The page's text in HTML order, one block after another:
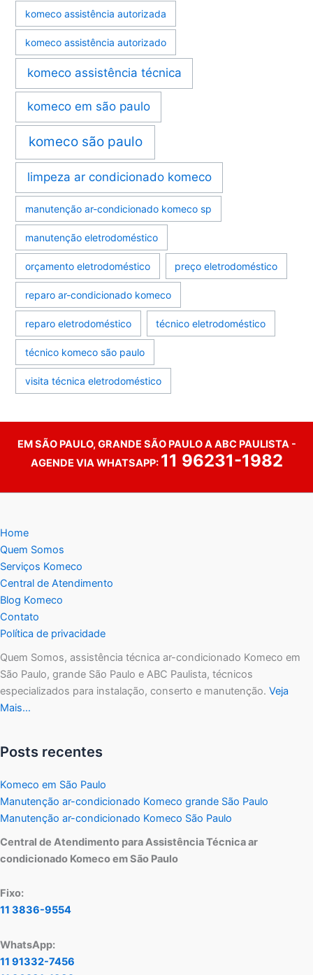
komeco assistência autorizada
komeco assistência autorizado
komeco assistência técnica
komeco em são paulo
komeco são paulo
limpeza ar condicionado komeco
manutenção ar-condicionado komeco sp
manutenção eletrodoméstico
orçamento eletrodoméstico preço eletrodoméstico
reparo ar-condicionado komeco
reparo eletrodoméstico técnico eletrodoméstico
técnico komeco são paulo
visita técnica eletrodoméstico
EM SÃO PAULO, GRANDE SÃO PAULO A ABC PAULISTA -
AGENDE VIA WHATSAPP: 11 96231-1982
Home
Quem Somos
Serviços Komeco
Central de Atendimento
Blog Komeco
Contato
Política de privacidade
Quem Somos, assistência técnica ar-condicionado Komeco em
São Paulo, grande São Paulo e ABC Paulista, técnicos
especializados para instalação, conserto e manutenção. Veja
Mais…
Posts recentes
Komeco em São Paulo
Manutenção ar-condicionado Komeco grande São Paulo
Manutenção ar-condicionado Komeco São Paulo
Central de Atendimento para Assistência Técnica ar
condicionado Komeco em São Paulo
Fixo:
11 3836-9554
WhatsApp:
11 91332-7456